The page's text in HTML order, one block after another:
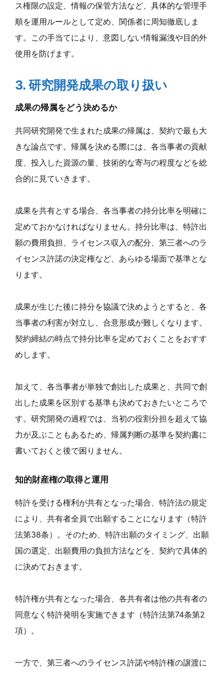
ス権限の設定、情報の保管方法など、具体的な管理手
順を運用ルールとして定め、関係者に周知徹底しま
す。この手当てにより、意図しない情報漏洩や目的外
使用を防げます。
3. 研究開発成果の取り扱い
成果の帰属をどう決めるか
共同研究開発で生まれた成果の帰属は、契約で最も大
きな論点です。帰属を決める際には、各当事者の貢献
度、投入した資源の量、技術的な寄与の程度などを総
合的に見ていきます。
成果を共有とする場合、各当事者の持分比率を明確に
定めておかなければなりません。持分比率は、特許出
願の費用負担、ライセンス収入の配分、第三者へのラ
イセンス許諾の決定権など、あらゆる場面で基準とな
ります。
成果が生じた後に持分を協議で決めようとすると、各
当事者の利害が対立し、合意形成が難しくなります。
契約締結の時点で持分比率を定めておくことをおすす
めします。
加えて、各当事者が単独で創出した成果と、共同で創
出した成果を区別する基準も決めておきたいところで
す。研究開発の過程では、当初の役割分担を超えて協
力が及ぶこともあるため、帰属判断の基準を契約書に
書いておくと後で困りません。
知的財産権の取得と運用
特許を受ける権利が共有となった場合、特許法の規定
により、共有者全員で出願することになります（特許
法第38条）。そのため、特許出願のタイミング、出願
国の選定、出願費用の負担方法などを、契約で具体的
に決めておきます。
特許権が共有となった場合、各共有者は他の共有者の
同意なく特許発明を実施できます（特許法第74条第2
項）。
一方で、第三者へのライセンス許諾や特許権の譲渡に